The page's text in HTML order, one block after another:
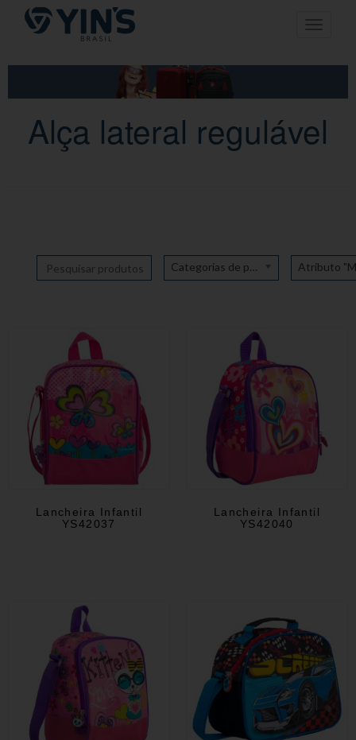
Pular
para
conteúdo
Toggle
Alça lateral regulável
Categorias de produto
Lancheira Infantil
YS42037
Lancheira Infantil
YS42040